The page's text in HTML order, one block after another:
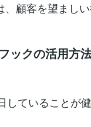
顧客を望まし
ックの活用方
していることが